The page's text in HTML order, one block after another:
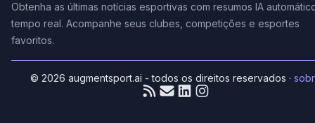
Obtenha as últimas notícias esportivas com resumos IA
tempo real. Acompanhe seus clubes, competições e esportes
favoritos.
© 2026 augmentsport.ai - todos os direitos reservados ·